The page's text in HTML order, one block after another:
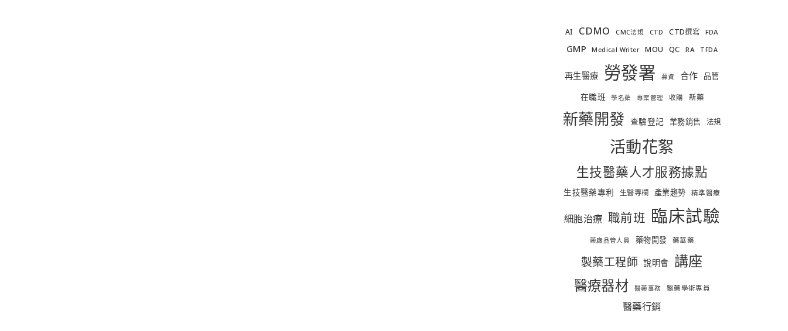
AI CDMO CMC法規 CTD CTD撰寫 FDA
GMP Medical Writer MOU QC RA TFDA
再生醫療 勞發署 募資 合作 品管
在職班 學名藥 專案管理 收購 新藥
新藥開發 查驗登記 業務銷售 法規
活動花絮
生技醫藥人才服務據點
生技醫藥專利 生醫專欄 產業趨勢 精準醫療
細胞治療 職前班 臨床試驗
藥廠品管人員 藥物開發 藥華藥
製藥工程師 說明會 講座
醫療器材 醫藥事務 醫藥學術專員
醫藥行銷